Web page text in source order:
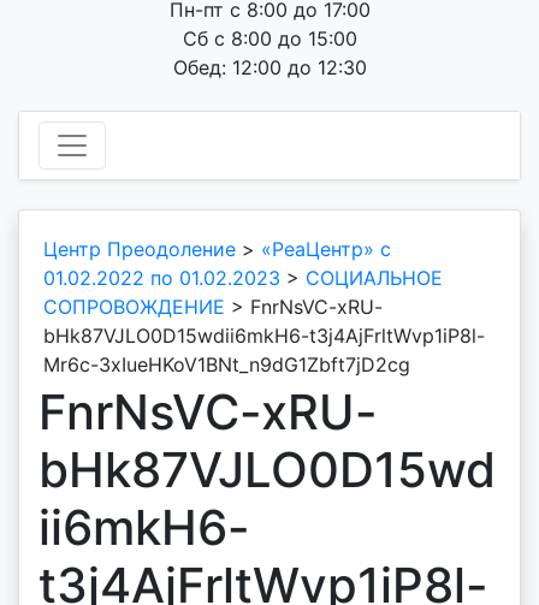
Пн-пт с 8:00 до 17:00
Сб с 8:00 до 15:00
Обед: 12:00 до 12:30
Центр Преодоление > «РеаЦентр» с
01.02.2022 по 01.02.2023 > СОЦИАЛЬНОЕ
СОПРОВОЖДЕНИЕ > FnrNsVC-xRU-
bHk87VJLO0D15wdii6mkH6-t3j4AjFrltWvp1iP8l-
Mr6c-3xIueHKoV1BNt_n9dG1Zbft7jD2cg
FnrNsVC-xRU-
bHk87VJLO0D15wd
ii6mkH6-
t3j4AjFrltWvp1iP8l-